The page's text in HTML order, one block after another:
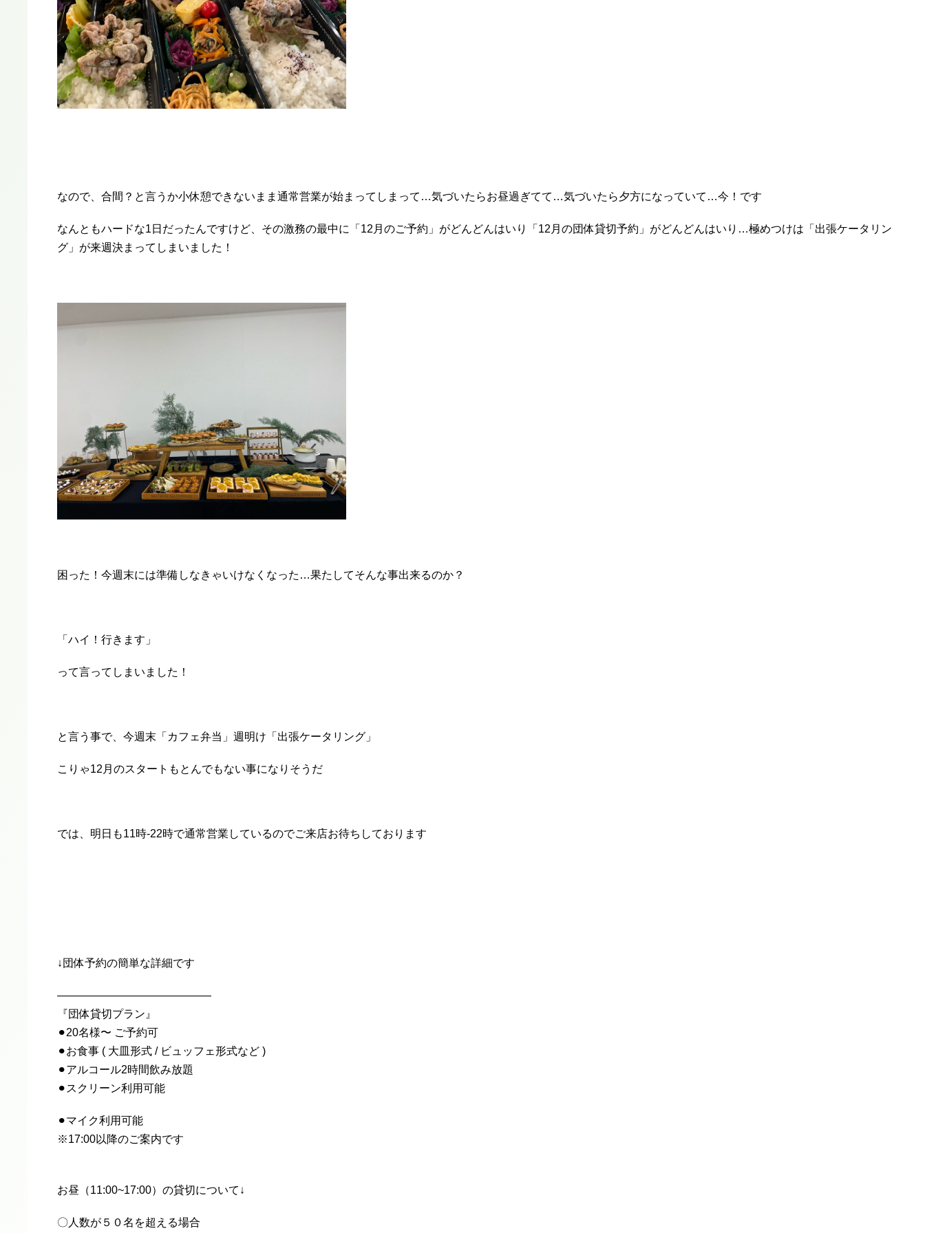
なので、合間？と言うか小休憩できないまま通常営業が始まってしまって…気づいたらお昼過ぎてて…気づいたら夕方になっていて…今！です
なんともハードな1日だったんですけど、その激務の最中に「12月のご予約」がどんどんはいり「12月の団体貸切予約」がどんどんはいり…極めつけは「出張ケータリン
グ」が来週決まってしまいました！
困った！今週末には準備しなきゃいけなくなった…果たしてそんな事出来るのか？
「ハイ！行きます」
って言ってしまいました！
と言う事で、今週末「カフェ弁当」週明け「出張ケータリング」
こりゃ12月のスタートもとんでもない事になりそうだ
では、明日も11時‐22時で通常営業しているのでご来店お待ちしております
↓団体予約の簡単な詳細です
——————————————
『団体貸切プラン』
⚫︎20名様〜 ご予約可
⚫︎お食事 ( 大皿形式 / ビュッフェ形式など )
⚫︎アルコール2時間飲み放題
⚫︎スクリーン利用可能
⚫︎マイク利用可能
※17:00以降のご案内です
お昼（11:00~17:00）の貸切について↓
〇人数が５０名を超える場合